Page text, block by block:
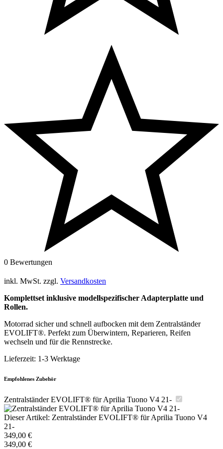
0 Bewertungen
inkl. MwSt. zzgl. Versandkosten
Komplettset inklusive modellspezifischer Adapterplatte und
Rollen.
Motorrad sicher und schnell aufbocken mit dem Zentralständer
EVOLIFT®. Perfekt zum Überwintern, Reparieren, Reifen
wechseln und für die Rennstrecke.
Lieferzeit: 1-3 Werktage
Empfohlenes Zubehör
Zentralständer EVOLIFT® für Aprilia Tuono V4 21-
Dieser Artikel: Zentralständer EVOLIFT® für Aprilia Tuono V4
21-
349,00 €
349,00 €